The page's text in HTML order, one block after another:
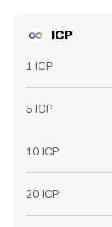
концентрация
перемещения
ордеров,
ICP
1 ICP
5 ICP
10 ICP
20 ICP